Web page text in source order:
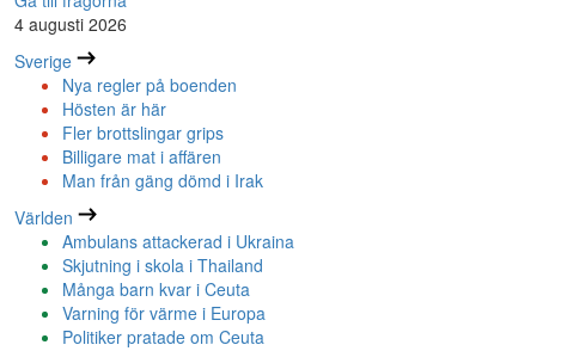
4 augusti 2026
Sverige
Nya regler på boenden
Hösten är här
Fler brottslingar grips
Billigare mat i affären
Man från gäng dömd i Irak
Världen
Ambulans attackerad i Ukraina
Skjutning i skola i Thailand
Många barn kvar i Ceuta
Varning för värme i Europa
Politiker pratade om Ceuta